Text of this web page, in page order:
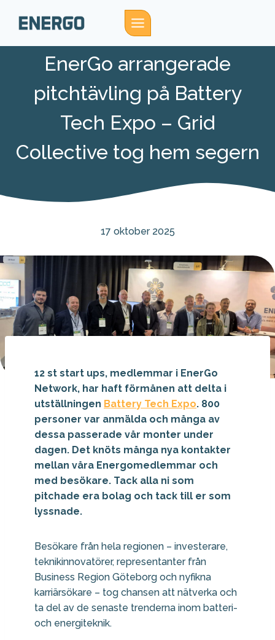
EnerGo arrangerade
pitchtävling på Battery
Tech Expo – Grid
Collective tog hem segern
17 oktober 2025
12 st start ups, medlemmar i EnerGo
Network, har haft förmånen att delta i
utställningen Battery Tech Expo. 800
personer var anmälda och många av
dessa passerade vår monter under
dagen. Det knöts många nya kontakter
mellan våra Energomedlemmar och
med besökare. Tack alla ni som
pitchade era bolag och tack till er som
lyssnade.
Besökare från hela regionen – investerare,
teknikinnovatörer, representanter från
Business Region Göteborg och nyfikna
karriärsökare – tog chansen att nätverka och
ta del av de senaste trenderna inom batteri-
och energiteknik.